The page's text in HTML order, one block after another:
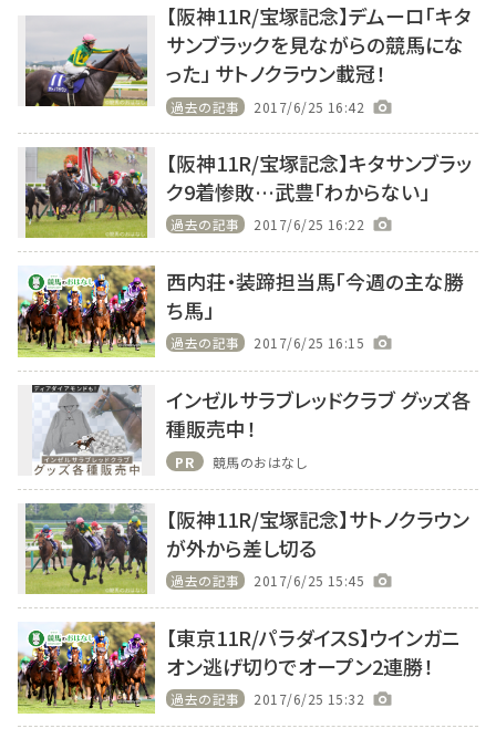
【阪神11R/宝塚記念】デムーロ「キタ
サンブラックを見ながらの競馬にな
った」 サトノクラウン載冠！
過去の記事 2017/6/25 16:42
【阪神11R/宝塚記念】キタサンブラッ
ク9着惨敗…武豊「わからない」
過去の記事 2017/6/25 16:22
西内荘・装蹄担当馬「今週の主な勝
ち馬」
過去の記事 2017/6/25 16:15
インゼルサラブレッドクラブ グッズ各
種販売中！
PR 競馬のおはなし
【阪神11R/宝塚記念】サトノクラウン
が外から差し切る
過去の記事 2017/6/25 15:45
【東京11R/パラダイスS】ウインガニ
オン逃げ切りでオープン2連勝！
過去の記事 2017/6/25 15:32